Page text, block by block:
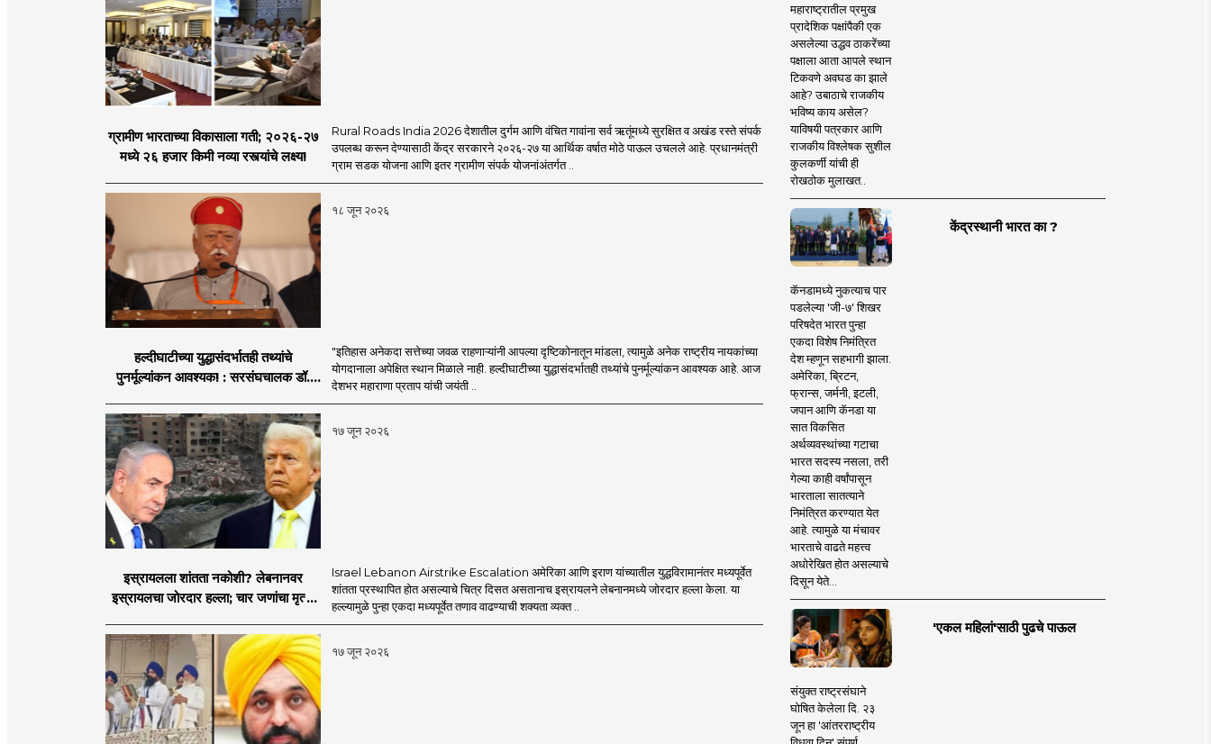
ग्रामीण भारताच्या विकासाला गती; २०२६-२७
मध्ये २६ हजार किमी नव्या रस्त्यांचे लक्ष्य!
Rural Roads India 2026 देशातील दुर्गम आणि वंचित गावांना सर्व ऋतूंमध्ये सुरक्षित व अखंड रस्ते संपर्क
उपलब्ध करून देण्यासाठी केंद्र सरकारने २०२६-२७ या आर्थिक वर्षात मोठे पाऊल उचलले आहे. प्रधानमंत्री
ग्राम सडक योजना आणि इतर ग्रामीण संपर्क योजनांअंतर्गत ..
१८ जून २०२६
हल्दीघाटीच्या युद्धासंदर्भातही तथ्यांचे
पुनर्मूल्यांकन आवश्यक! : सरसंघचालक डॉ.
"इतिहास अनेकदा सत्तेच्या जवळ राहणाऱ्यांनी आपल्या दृष्टिकोनातून मांडला, त्यामुळे अनेक राष्ट्रीय नायकांच्या
योगदानाला अपेक्षित स्थान मिळाले नाही. हल्दीघाटीच्या युद्धासंदर्भातही तथ्यांचे पुनर्मूल्यांकन आवश्यक आहे. आज
देशभर महाराणा प्रताप यांची जयंती ..
१७ जून २०२६
इस्रायलला शांतता नकोशी? लेबनानवर
इस्रायलचा जोरदार हल्ला; चार जणांचा मृत्यू,
Israel Lebanon Airstrike Escalation अमेरिका आणि इराण यांच्यातील युद्धविरामानंतर मध्यपूर्वेत
शांतता प्रस्थापित होत असल्याचे चित्र दिसत असतानाच इस्रायलने लेबनानमध्ये जोरदार हल्ला केला. या
हल्ल्यामुळे पुन्हा एकदा मध्यपूर्वेत तणाव वाढण्याची शक्यता व्यक्त ..
१७ जून २०२६
महाराष्ट्रातील प्रमुख
प्रादेशिक पक्षांपैकी एक
असलेल्या उद्धव ठाकरेंच्या
पक्षाला आता आपले स्थान
टिकवणे अवघड का झाले
आहे? उबाठाचे राजकीय
भविष्य काय असेल?
याविषयी पत्रकार आणि
राजकीय विश्लेषक सुशील
कुलकर्णी यांची ही
रोखठोक मुलाखत..
केंद्रस्थानी भारत का ?
कॅनडामध्ये नुकत्याच पार
पडलेल्या 'जी-७' शिखर
परिषदेत भारत पुन्हा
एकदा विशेष निमंत्रित
देश म्हणून सहभागी झाला.
अमेरिका, ब्रिटन,
फ्रान्स, जर्मनी, इटली,
जपान आणि कॅनडा या
सात विकसित
अर्थव्यवस्थांच्या गटाचा
भारत सदस्य नसला, तरी
गेल्या काही वर्षांपासून
भारताला सातत्याने
निमंत्रित करण्यात येत
आहे. त्यामुळे या मंचावर
भारताचे वाढते महत्त्व
अधोरेखित होत असल्याचे
दिसून येते...
'एकल महिलां'साठी पुढचे पाऊल
संयुक्त राष्ट्रसंघाने
घोषित केलेला दि. २३
जून हा 'आंतरराष्ट्रीय